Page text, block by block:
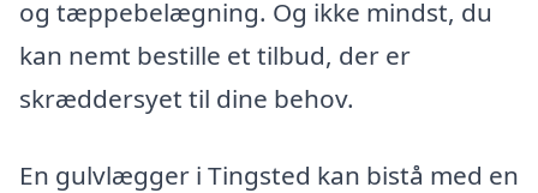
og tæppebelægning. Og ikke mindst, du
kan nemt bestille et tilbud, der er
skræddersyet til dine behov.
En gulvlægger i Tingsted kan bistå med en